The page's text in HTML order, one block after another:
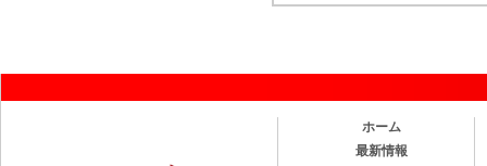
ホーム
最新情報